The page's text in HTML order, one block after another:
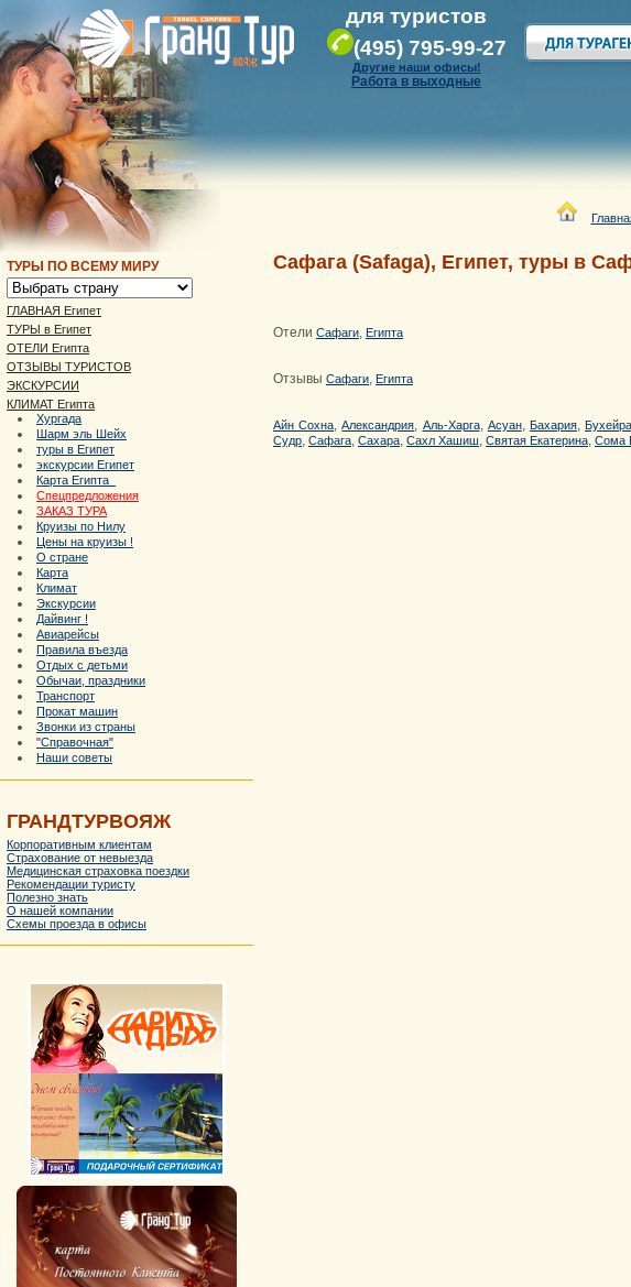
для туристов
(495) 795-99-27
Другие наши офисы!
Работа в выходные
ТУРЫ ПО ВСЕМУ МИРУ
ГЛАВНАЯ Египет
ТУРЫ в Египет
ОТЕЛИ Египта
ОТЗЫВЫ ТУРИСТОВ
ЭКСКУРСИИ
КЛИМАТ Египта
Хургада
Шарм эль Шейх
туры в Египет
экскурсии Египет
Карта Египта
Спецпредложения
ЗАКАЗ ТУРА
Круизы по Нилу
Цены на круизы !
О стране
Карта
Климат
Экскурсии
Дайвинг !
Авиарейсы
Правила въезда
Отдых с детьми
Обычаи, праздники
Транспорт
Прокат машин
Звонки из страны
"Справочная"
Наши советы
ГРАНДТУРВОЯЖ
Корпоративным клиентам
Страхование от невыезда
Медицинская страховка поездки
Рекомендации туристу
Полезно знать
О нашей компании
Схемы проезда в офисы
Сафага (Safaga), Египет, туры в
Отели Сафаги, Египта
Отзывы Сафаги, Египта
Айн Сохна,Александрия, Аль-Харга, Асуан, Бахария,Бухейра
Судр, Сафага, Сахара, Сахл Хашиш, Святая Екатерина, Сома